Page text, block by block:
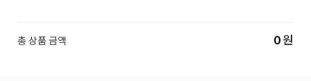
총 상품 금액 0원